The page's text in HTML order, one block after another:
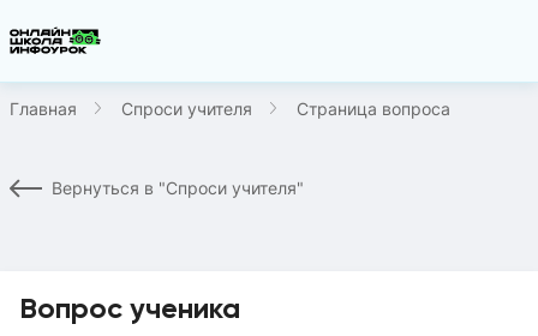
Главная Спроси учителя Страница вопроса
Вернуться в "Спроси учителя"
Вопрос ученика